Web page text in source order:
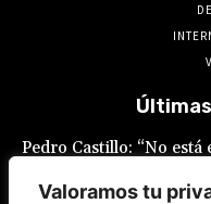
Valoramos tu
Pedro Castillo: “No está
Luis Galarreta